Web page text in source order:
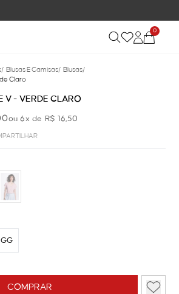
0
/ Blusas E Camisas/ Blusas/
Claro
V - VERDE CLARO
ou 6x de R$ 16,50
COMPRAR
GG